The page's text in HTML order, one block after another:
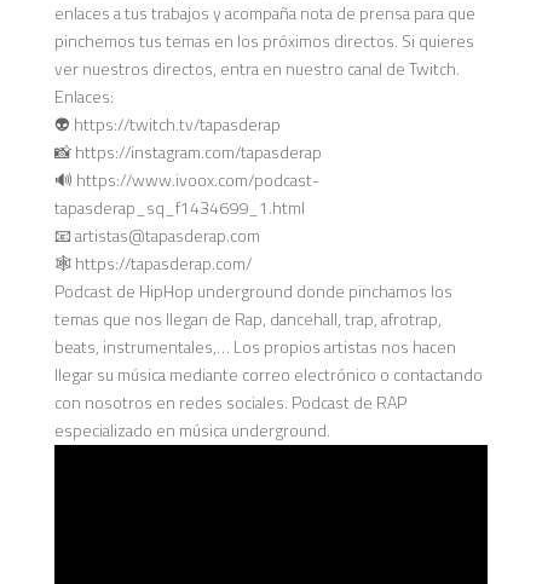
enlaces a tus trabajos y acompaña nota de prensa para que
pinchemos tus temas en los próximos directos. Si quieres
ver nuestros directos, entra en nuestro canal de Twitch.
Enlaces:
👽 https://twitch.tv/tapasderap
📸 https://instagram.com/tapasderap
🔊 https://www.ivoox.com/podcast-
tapasderap_sq_f1434699_1.html
📧 artistas@tapasderap.com
🕸️ https://tapasderap.com/
Podcast de HipHop underground donde pinchamos los
temas que nos llegan de Rap, dancehall, trap, afrotrap,
beats, instrumentales,… Los propios artistas nos hacen
llegar su música mediante correo electrónico o contactando
con nosotros en redes sociales. Podcast de RAP
especializado en música underground.